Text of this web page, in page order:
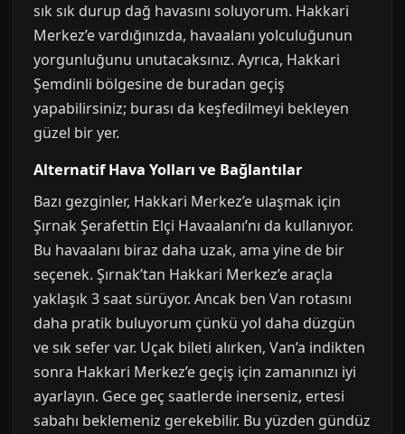
sık sık durup dağ havasını soluyorum. Hakkari
Merkez’e vardığınızda, havaalanı yolculuğunun
yorgunluğunu unutacaksınız. Ayrıca, Hakkari
Şemdinli bölgesine de buradan geçiş
yapabilirsiniz; burası da keşfedilmeyi bekleyen
güzel bir yer.
Alternatif Hava Yolları ve Bağlantılar
Bazı gezginler, Hakkari Merkez’e ulaşmak için
Şırnak Şerafettin Elçi Havaalanı’nı da kullanıyor.
Bu havaalanı biraz daha uzak, ama yine de bir
seçenek. Şırnak’tan Hakkari Merkez’e araçla
yaklaşık 3 saat sürüyor. Ancak ben Van rotasını
daha pratik buluyorum çünkü yol daha düzgün
ve sık sefer var. Uçak bileti alırken, Van’a indikten
sonra Hakkari Merkez’e geçiş için zamanınızı iyi
ayarlayın. Gece geç saatlerde inerseniz, ertesi
sabahı beklemeniz gerekebilir. Bu yüzden gündüz